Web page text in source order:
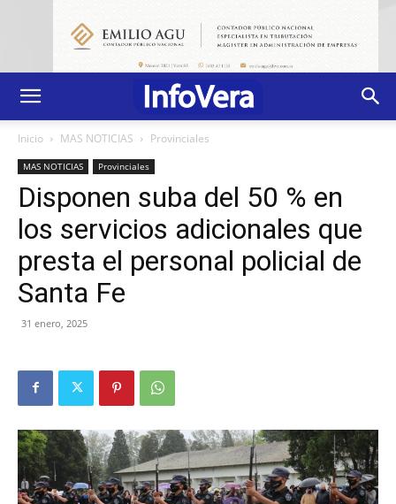
Inicio MAS NOTICIAS Provinciales
MAS NOTICIAS Provinciales
Disponen suba del 50 % en
los servicios adicionales que
presta el personal policial de
Santa Fe
31 enero, 2025